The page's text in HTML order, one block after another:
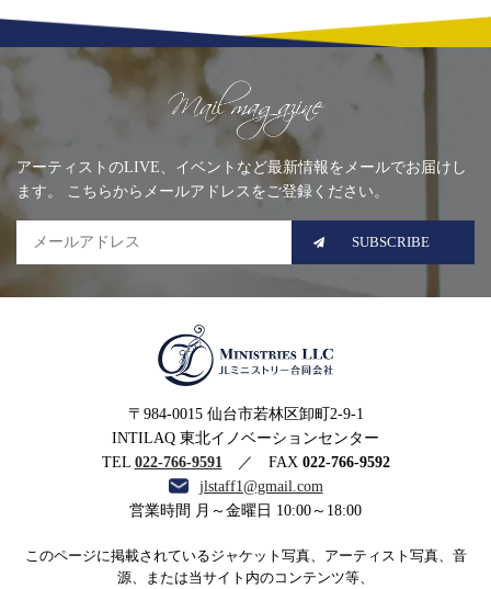
アーティストのLIVE、イベントなど最新情報をメールでお届けし
ます。 こちらからメールアドレスをご登録ください。
SUBSCRIBE
ストリー合同会社
〒984-0015 仙台市若林区卸町2-9-1
INTILAQ 東北イノベーションセンター
TEL 022-766-9591／ FAX 022-766-9592
jlstaff1@gmail.com
営業時間 月～金曜日 10:00～18:00
このページに掲載されているジャケット写真、アーティスト写真、音
源、または当サイト内のコンテンツ等、